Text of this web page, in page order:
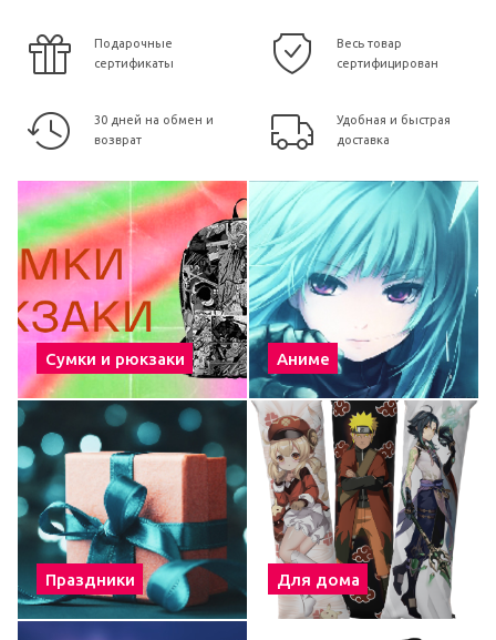
Подарочные
сертификаты
Весь товар
сертифицирован
30 дней на обмен и
возврат
Удобная и быстрая
доставка
Сумки и рюкзаки Аниме
Праздники Для дома